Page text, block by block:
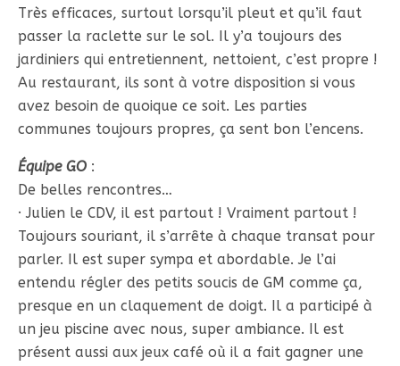
Très efficaces, surtout lorsqu’il pleut et qu’il faut
passer la raclette sur le sol. Il y’a toujours des
jardiniers qui entretiennent, nettoient, c’est propre !
Au restaurant, ils sont à votre disposition si vous
avez besoin de quoique ce soit. Les parties
communes toujours propres, ça sent bon l’encens.
Équipe GO :
De belles rencontres…
· Julien le CDV, il est partout ! Vraiment partout !
Toujours souriant, il s’arrête à chaque transat pour
parler. Il est super sympa et abordable. Je l’ai
entendu régler des petits soucis de GM comme ça,
presque en un claquement de doigt. Il a participé à
un jeu piscine avec nous, super ambiance. Il est
présent aussi aux jeux café où il a fait gagner une